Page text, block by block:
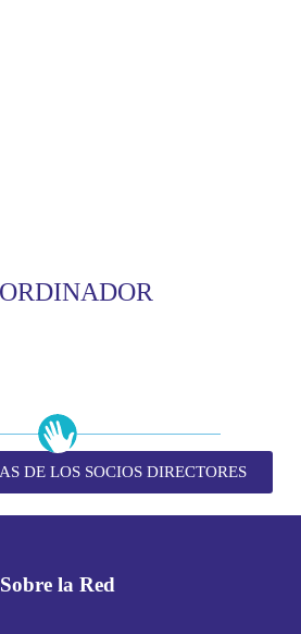
DE LOS SOCIOS DIRECTORES
Sobre la Red